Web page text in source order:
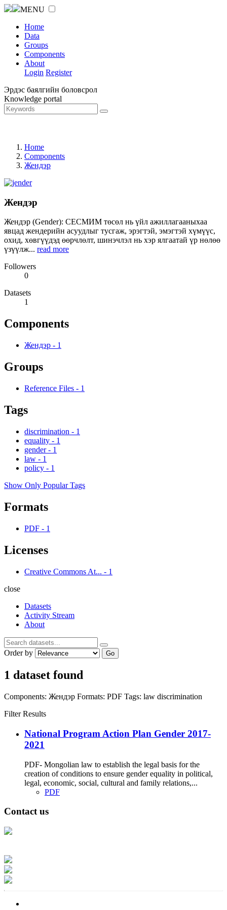
MENU
Home
Data
Groups
Components
About
Login Register
Эрдэс баялгийн боловсрол
Knowledge portal
Home
Components
Жендэр
Жендэр
Жендэр (Gender): СЕСМИМ төсөл нь үйл ажиллагааныхаа
явцад жендерийн асуудлыг тусгаж, эрэгтэй, эмэгтэй хүмүүс,
охид, хөвгүүдэд өөрчлөлт, шинэчлэл нь хэр ялгаатай үр нөлөө
үзүүлж... read more
Followers
0
Datasets
1
Components
Жендэр - 1
Groups
Reference Files - 1
Tags
discrimination - 1
equality - 1
gender - 1
law - 1
policy - 1
Show Only Popular Tags
Formats
PDF - 1
Licenses
Creative Commons At... - 1
close
Datasets
Activity Stream
About
Order by Go
1 dataset found
Components: Жендэр Formats: PDF Tags: law discrimination
Filter Results
National Program Action Plan Gender 2017-
2021
PDF- Mongolian law to establish the legal basis for the
creation of conditions to ensure gender equality in political,
legal, economic, social, cultural and family relations,...
PDF
Contact us